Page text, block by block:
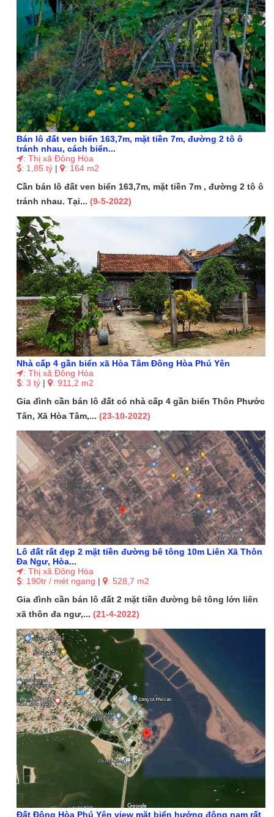
Bán lô đất ven biển 163,7m, mặt tiền 7m, đường 2 tô ô
tránh nhau, cách biển...
: Thị xã Đông Hòa
: 1,85 tỷ | : 164 m2
Cần bán lô đất ven biển 163,7m, mặt tiền 7m , đường 2 tô ô
tránh nhau. Tại...(9-5-2022)
Nhà cấp 4 gần biển xã Hòa Tâm Đông Hòa Phú Yên
: Thị xã Đông Hòa
: 3 tỷ | : 911,2 m2
Gia đình cần bán lô đất có nhà cấp 4 gần biển Thôn Phước
Tân, Xã Hòa Tâm,...(23-10-2022)
Lô đất rất đẹp 2 mặt tiền đường bê tông 10m Liên Xã Thôn
Đa Ngư, Hòa...
: Thị xã Đông Hòa
: 190tr / mét ngang | : 528,7 m2
Gia đình cần bán lô đất 2 mặt tiền đường bê tông lớn liên
xã thôn đa ngư,...(21-4-2022)
Đất Đông Hòa Phú Yên view mặt biển hướng đông nam rất